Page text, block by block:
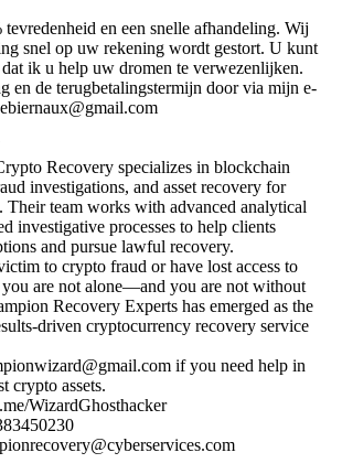
en een snelle afhandeling. Wij
snel op uw rekening wordt gestort. U kunt
ik u help uw dromen te verwezenlijken.
en de terugbetalingstermijn door via mijn e-
Recovery specializes in blockchain
investigations, and asset recovery for
team works with advanced analytical
investigative processes to help clients
and pursue lawful recovery.
to crypto fraud or have lost access to
you are not alone—and you are not without
Recovery Experts has emerged as the
driven cryptocurrency recovery service
if you need help in
crypto assets.
­WizardGhosthacker